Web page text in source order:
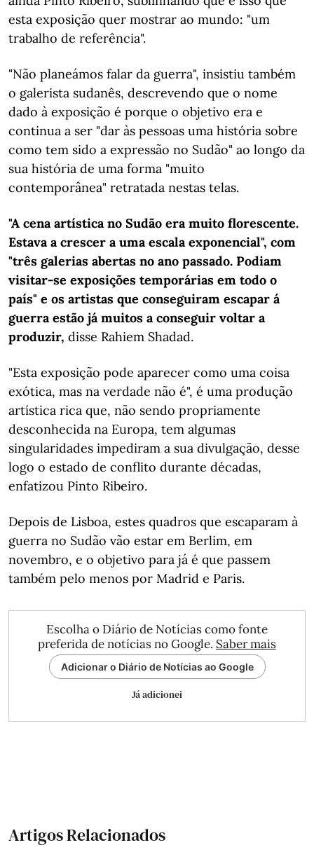
esta exposição quer mostrar ao mundo: "um
trabalho de referência".
"Não planeámos falar da guerra", insistiu também
o galerista sudanês, descrevendo que o nome
dado à exposição é porque o objetivo era e
continua a ser "dar às pessoas uma história sobre
como tem sido a expressão no Sudão" ao longo da
sua história de uma forma "muito
contemporânea" retratada nestas telas.
"A cena artística no Sudão era muito florescente.
Estava a crescer a uma escala exponencial", com
"três galerias abertas no ano passado. Podiam
visitar-se exposições temporárias em todo o
país" e os artistas que conseguiram escapar á
guerra estão já muitos a conseguir voltar a
produzir, disse Rahiem Shadad.
"Esta exposição pode aparecer como uma coisa
exótica, mas na verdade não é", é uma produção
artística rica que, não sendo propriamente
desconhecida na Europa, tem algumas
singularidades impediram a sua divulgação, desse
logo o estado de conflito durante décadas,
enfatizou Pinto Ribeiro.
Depois de Lisboa, estes quadros que escaparam à
guerra no Sudão vão estar em Berlim, em
novembro, e o objetivo para já é que passem
também pelo menos por Madrid e Paris.
Escolha o Diário de Notícias como fonte
preferida de notícias no Google. Saber mais
Adicionar o Diário de Notícias ao Google
Já adicionei
Artigos Relacionados